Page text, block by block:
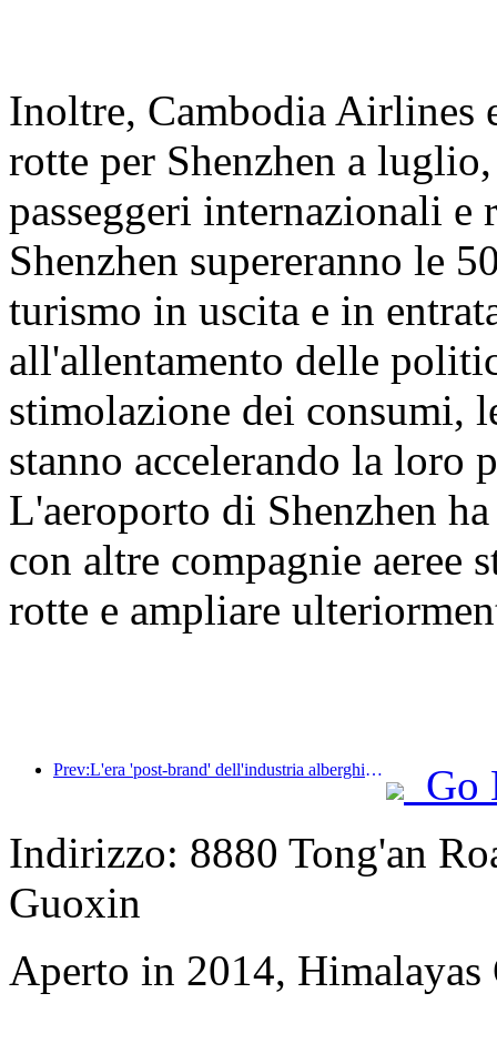
Inoltre, Cambodia Airlines
rotte per Shenzhen a
passeggeri internazionali
Shenzhen supereranno le
turismo in uscita e in
all'allentamento delle
stimolazione dei consumi,
stanno accelerando la loro
L'aeroporto di Shenzhen
con altre compagnie aeree
rotte e ampliare
Prev:L'era 'post-brand' dell'industria alberghiera: dall'espansione su larga scala all'efficienza al primo posto
Go
Indirizzo: 8880 Tong'an
Guoxin
Aperto in 2014,